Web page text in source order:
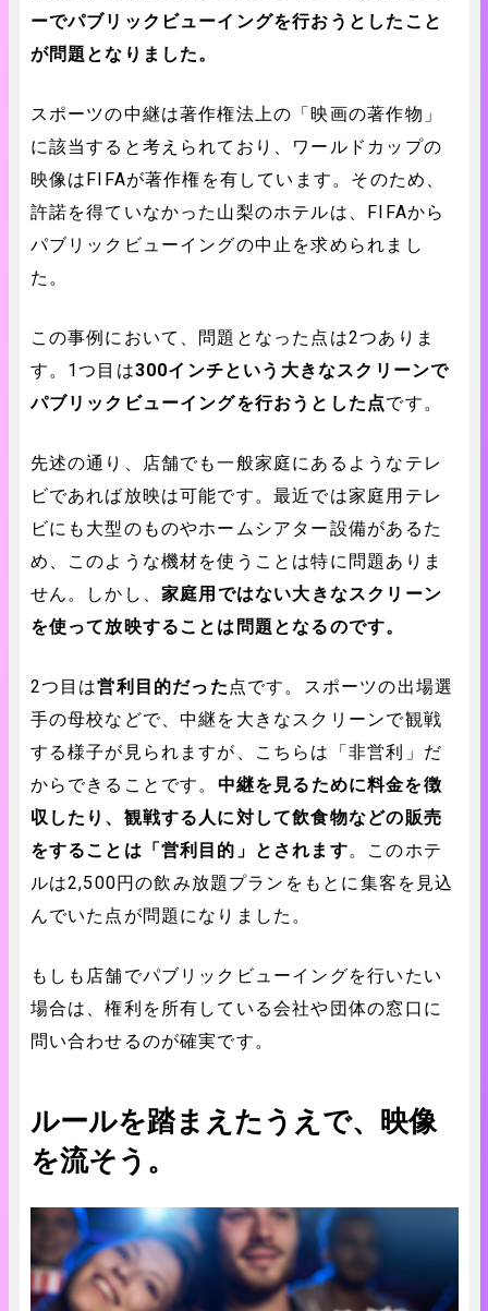
ーでパブリックビューイングを行おうとしたこと
が問題となりました。
スポーツの中継は著作権法上の「映画の著作物」
に該当すると考えられており、ワールドカップの
映像はFIFAが著作権を有しています。そのため、
許諾を得ていなかった山梨のホテルは、FIFAから
パブリックビューイングの中止を求められまし
た。
この事例において、問題となった点は2つありま
す。1つ目は300インチという大きなスクリーンで
パブリックビューイングを行おうとした点です。
先述の通り、店舗でも一般家庭にあるようなテレ
ビであれば放映は可能です。最近では家庭用テレ
ビにも大型のものやホームシアター設備があるた
め、このような機材を使うことは特に問題ありま
せん。しかし、 家庭用ではない大きなスクリーン
を使って放映することは問題となるのです。
2つ目は営利目的だった 点です。スポーツの出場選
手の母校などで、中継を大きなスクリーンで観戦
する様子が見られますが、こちらは「非営利」だ
からできることです。 中継を見るために料金を徴
収したり、観戦する人に対して飲食物などの販売
をすることは「営利目的」とされます。このホテ
ルは2,500円の飲み放題プランをもとに集客を見込
んでいた点が問題になりました。
もしも店舗でパブリックビューイングを行いたい
場合は、権利を所有している会社や団体の窓口に
問い合わせるのが確実です。
ルールを踏まえたうえで、映像
を流そう。